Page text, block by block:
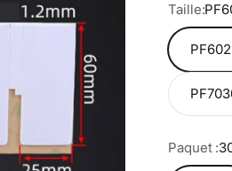
Taille:
Paquet :